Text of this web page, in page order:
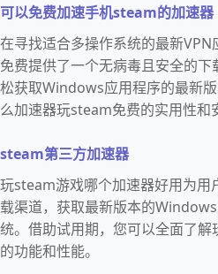
可以免费加速手机steam的加速器
在寻找适合多操作系统的最新
免费提供了一个无病毒且安全的
松获取Windows应用程序的最新
么加速器玩steam免费的实用性和
steam第三方加速器
玩steam游戏哪个加速器好用为用
载渠道，获取最新版本的
统。借助试用期，您可以全面了
的功能和性能。